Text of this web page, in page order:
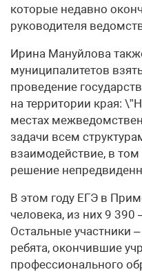
которые недавно
руководителя
Ирина Мануйлова
муниципалитетов
проведение
на территории края:
местах
задачи всем
взаимодействие, в
решение
В этом году ЕГЭ в
человека, из них 9 390
Остальные участники
ребята, окончившие
профессионального